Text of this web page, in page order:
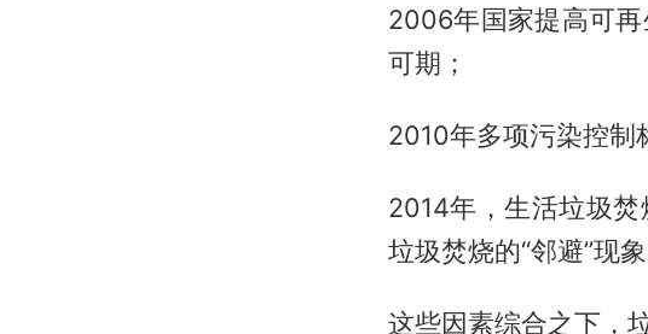
2006年国家提高可
可期；
2010年多项污染控制
2014年，生活垃圾
垃圾焚烧的“邻避”现
这些因素综合之下，